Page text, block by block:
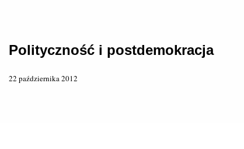
Polityczność i postdemokracja
22 października 2012